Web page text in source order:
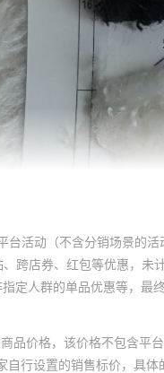
台活动（不含分销场景的
跨店券、红包等优惠，
定人群的单品优惠等，
品价格，该价格不包含平
行设置的销售标价，具